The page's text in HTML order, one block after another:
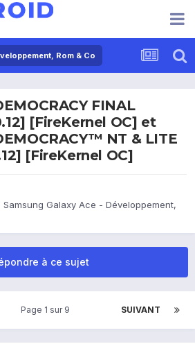
Rom & Co
FINAL
[FireKernel OC] et
NT & LITE
[FireKernel OC]
Samsung Galaxy Ace - Développement,
à ce sujet
SUIVANT
Page 1 sur 9